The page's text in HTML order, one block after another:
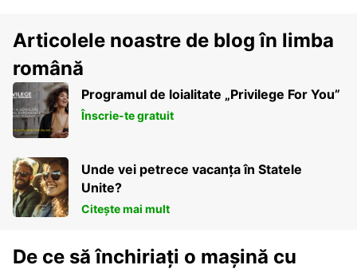
Articolele noastre de blog în limba
română
Programul de loialitate „Privilege For You”
Înscrie-te gratuit
Unde vei petrece vacanța în Statele
Unite?
Citește mai mult
De ce să închiriați o mașină cu